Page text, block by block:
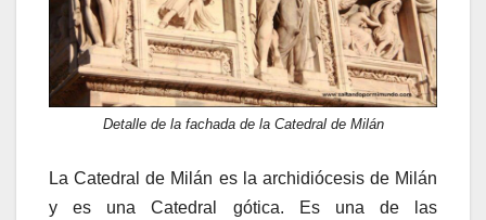
Detalle de la fachada de la Catedral de Milán
La Catedral de Milán es la archidiócesis de Milán
y es una Catedral gótica. Es una de las